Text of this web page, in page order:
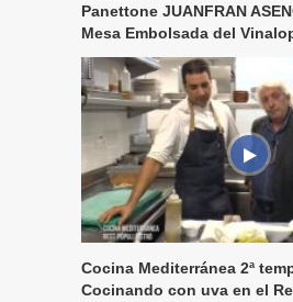
Panettone JUANFRAN
Mesa Embolsada del
Cocina Mediterránea 2ª
Cocinando con uva en el